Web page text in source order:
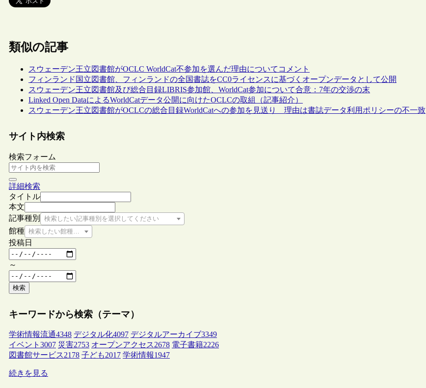
類似の記事
スウェーデン王立図書館がOCLC WorldCat不参加を選んだ理由についてコメント
フィンランド国立図書館、フィンランドの全国書誌をCC0ライセンスに基づくオープンデータとして公開
スウェーデン王立図書館及び総合目録LIBRIS参加館、WorldCat参加について合意：7年の交渉の末
Linked Open DataによるWorldCatデータ公開に向けたOCLCの取組（記事紹介）
スウェーデン王立図書館がOCLCの総合目録WorldCatへの参加を見送り 理由は書誌データ利用ポリシーの不一致
サイト内検索
検索フォーム
詳細検索
タイトル
本文
記事種別
検索したい記事種別を選択してください
館種 検索したい館種を選択してください
投稿日
～
検索
キーワードから検索（テーマ）
学術情報流通4348 デジタル化4097 デジタルアーカイブ3349
イベント 3007 災害2753 オープンアクセス2678 電子書籍2226
図書館サービス2178 子ども2017 学術情報1947
続きを見る